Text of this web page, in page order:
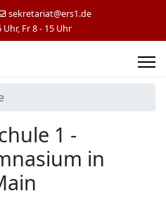
sekretariat@ers1.de
Uhr, Fr 8 - 15 Uhr
1 -
in